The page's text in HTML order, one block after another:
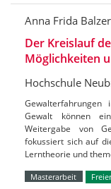
Anna Frida Balzer
Der Kreislauf
Möglichkeiten
Hochschule
Gewalt können
Weitergabe von
fokussiert sich auf
Lerntheorie und
Masterarbeit